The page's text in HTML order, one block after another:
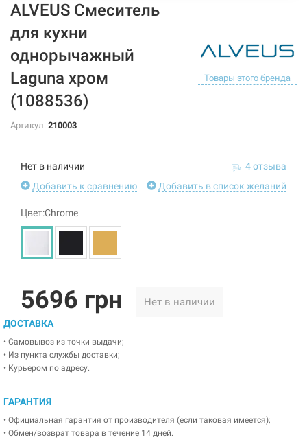
ALVEUS Смеситель
для кухни
однорычажный
Laguna хром
(1088536)
Товары этого бренда
Артикул: 210003
Нет в наличии
4 отзыва
Добавить к сравнению
Добавить в список желаний
Цвет:Chrome
5696 грн Нет в наличии
ДОСТАВКА
• Самовывоз из точки выдачи;
• Из пункта службы доставки;
• Курьером по адресу.
ГАРАНТИЯ
• Официальная гарантия от производителя (если таковая имеется);
• Обмен/возврат товара в течение 14 дней.